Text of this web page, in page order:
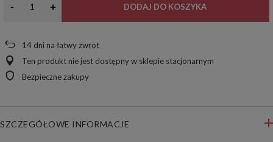
- + DODAJ DO KOSZYKA
14 dni na łatwy zwrot
Ten produkt nie jest dostępny w sklepie stacjonarnym
Bezpieczne zakupy
SZCZEGÓŁOWE INFORMACJE